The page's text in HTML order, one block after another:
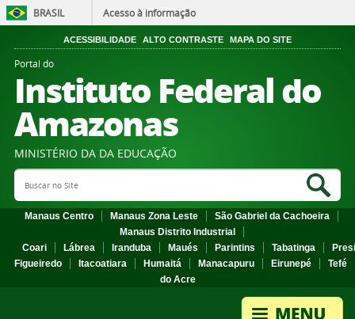
BRASIL Acesso à informação
ACESSIBILIDADE ALTO CONTRASTE MAPA DO SITE
Portal do
Instituto Federal do
Amazonas
MINISTÉRIO DA DA EDUCAÇÃO
Search Site
Manaus Centro Manaus Zona Leste
São Gabriel da Cachoeira
Manaus Distrito Industrial
Coari
Lábrea Iranduba Maués Parintins Tabatinga
Figueiredo
Itacoatiara Humaitá Manacapuru Eirunepé
Tefé
do Acre